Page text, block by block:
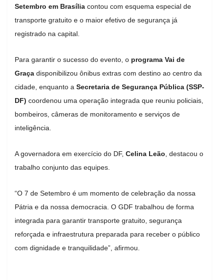
Setembro em Brasília contou com esquema especial de
transporte gratuito e o maior efetivo de segurança já
registrado na capital.
Para garantir o sucesso do evento, o programa Vai de
Graça disponibilizou ônibus extras com destino ao centro da
cidade, enquanto a Secretaria de Segurança Pública (SSP-
DF) coordenou uma operação integrada que reuniu policiais,
bombeiros, câmeras de monitoramento e serviços de
inteligência.
A governadora em exercício do DF, Celina Leão , destacou o
trabalho conjunto das equipes.
“O 7 de Setembro é um momento de celebração da nossa
Pátria e da nossa democracia. O GDF trabalhou de forma
integrada para garantir transporte gratuito, segurança
reforçada e infraestrutura preparada para receber o público
com dignidade e tranquilidade”, afirmou.